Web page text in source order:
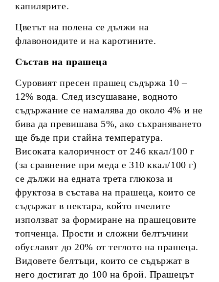
капилярите.
Цветът на полена се дължи на
флавоноидите и на каротините.
Състав на прашеца
Суровият пресен прашец съдържа 10 –
12% вода. След изсушаване, водното
съдържание се намалява до около 4% и не
бива да превишава 5%, ако съхраняването
ще бъде при стайна температура.
Високата калоричност от 246 ккал/100 г
(за сравнение при меда е 310 ккал/100 г)
се дължи на едната трета глюкоза и
фруктоза в състава на прашеца, които се
съдържат в нектара, който пчелите
използват за формиране на прашецовите
топченца. Прости и сложни белтъчини
обуславят до 20% от теглото на прашеца.
Видовете белтъци, които се съдържат в
него достигат до 100 на брой. Прашецът